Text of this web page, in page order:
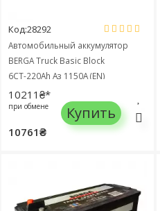
Код:28292
Автомобильный аккумулятор
BERGA Truck Basic Block
6СТ-220Ah Аз 1150A (EN)
720018115
10211₴*
при обмене
10761₴
Купить